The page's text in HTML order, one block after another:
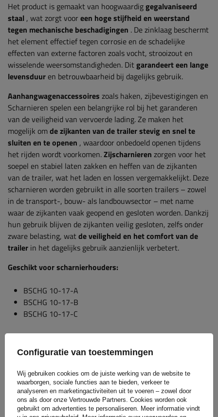
Het product is gemaakt van hoogwaardiggegalvaniseerd
staal , wat zorgt vooreen hoge stijfheid en weerstand
tegen mechanische beschadigingen . De zinklaag beschermt
het element effectief tegen corrosie en de schadelijke
effecten van externe factoren zoals vocht, strooizout en
wisselende weersomstandigheden. Ditgarandeert een lange
levensduur en betrouwbaarheid bij dagelijks gebruik.
Aanhangwagenaccessoires zoals haken, zijbevestigingen en
Scharnieren spelen een belangrijke rol bij het garanderen
van de veiligheid van vervoerde lading. Ze maken het
mogelijk omde zijkanten van de trailer stevig en snel te
sluiten en te openen , waardoor onbedoeld openen tijdens
het rijden wordt voorkomen.Zijscharnieren zorgen voor het
soepel en stabiel laten zakken en heffen van de zijkanten
van de trailer, wat het laden en lossen vergemakkelijkt. Deze
scharnieren worden gebruikt in alle soorten trailers – zowel
in de transport-, bouw- als landbouwsector – met name
waar de zijkanten vaak geopend en gesloten worden. Dankzij
hun gebruik blijven de zijkanten veilig gesloten, zelfs onder
zware belasting, watde veiligheid en het comfort van de
trailer in het dagelijks gebruik aanzienlijk verbetert.
Geschikt voor scharnierhouders:
BSCHG 10-17-A
BSCHG 10-17-B
BSCHG 10-17-C
Garantie
Bij aankoop van elk product uit ons assortiment krijg je 2
jaar garantie.Op deze manier kun je het gebruiken zonder je
zorgen te maken over de gevolgen van een eventuele
Configuratie van toestemmingen
Wij gebruiken cookies om de juiste werking van de website te
waarborgen, sociale functies aan te bieden, verkeer te
analyseren en marketingactiviteiten uit te voeren – zowel door
ons als door onze Vertrouwde Partners. Cookies worden ook
gebruikt om advertenties te personaliseren. Meer informatie vindt